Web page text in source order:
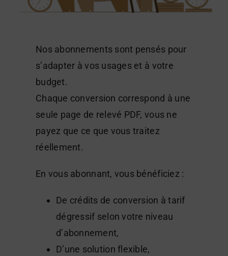
Nos abonnements sont pensés pour
s’adapter à vos usages et à votre
budget.
Chaque conversion correspond à une
seule page de relevé PDF, vous ne
payez que ce que vous traitez
réellement.
En vous abonnant, vous bénéficiez :
De crédits de conversion à tarif
dégressif selon votre niveau
d’abonnement,
D’une solution flexible,